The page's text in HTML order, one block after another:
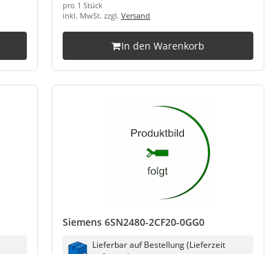
pro 1 Stück
inkl. MwSt. zzgl. Versand
In den Warenkorb
Siemens 6SN2480-2CF20-0GG0
Lieferbar auf Bestellung (Lieferzeit